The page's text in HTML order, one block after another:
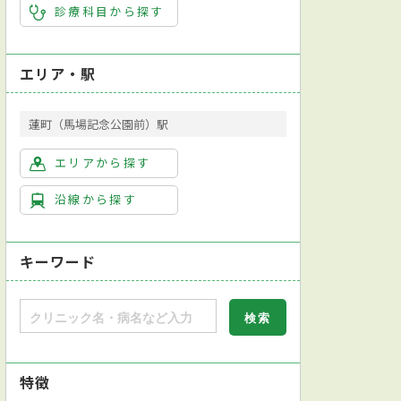
診療科目から探す
エリア・駅
蓮町（馬場記念公園前）駅
エリアから探す
沿線から探す
キーワード
特徴